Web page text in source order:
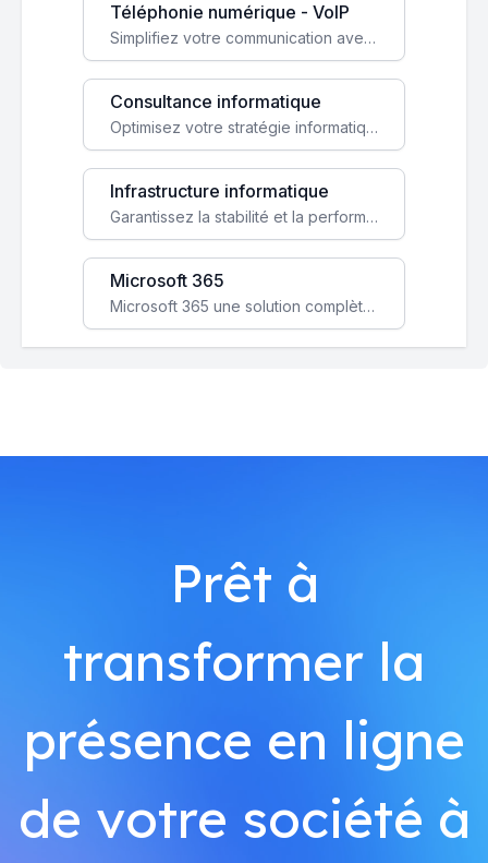
Téléphonie numérique - VoIP
Simplifiez votre communication avec une solution VoIP flexible, économique et adaptée à vos besoins professionnels.
Consultance informatique
Optimisez votre stratégie informatique avec l'expertise de nos consultants pour améliorer votre efficacité et sécurité.
Infrastructure informatique
Garantissez la stabilité et la performance de votre entreprise avec une infrastructure IT sécurisée et évolutive.
Microsoft 365
Microsoft 365 une solution complète qui booste votre productivité, renforce la sécurité de vos données et facilite la collaboration.
Prêt à
transformer la
présence en ligne
de votre société à